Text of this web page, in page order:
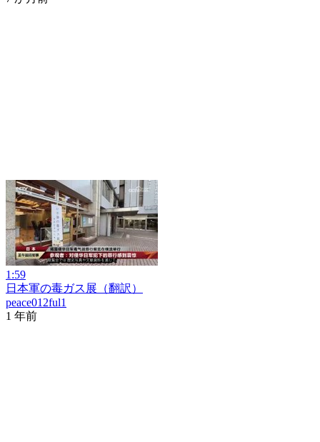
1:59
日本軍の毒ガス展（翻訳）
peace012ful1
1 年前